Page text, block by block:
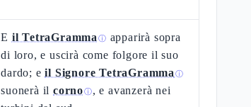
E il TetraGramma ⓘ apparirà sopra
di loro, e uscirà come folgore il suo
dardo; eil Signore TetraGramma ⓘ
suonerà ilcornoⓘ, e avanzerà nei